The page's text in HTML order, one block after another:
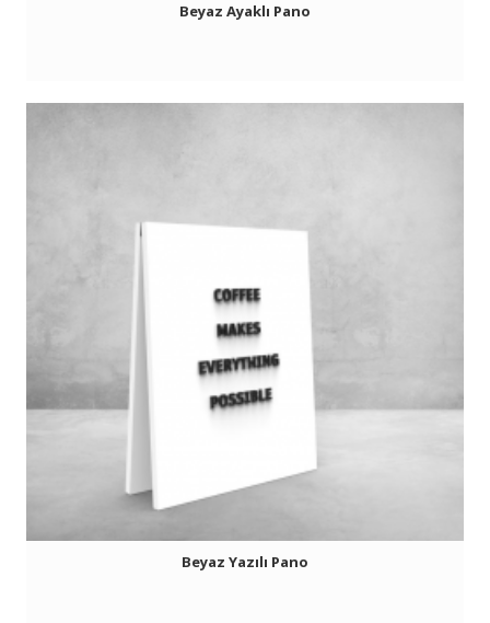
Beyaz Ayaklı Pano
Beyaz Yazılı Pano